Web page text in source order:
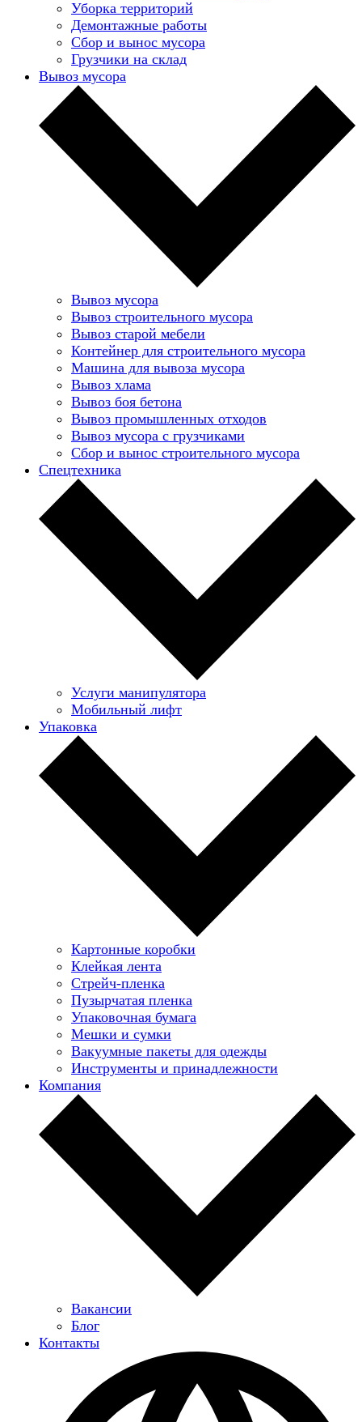
Уборка территорий
Демонтажные работы
Сбор и вынос мусора
Грузчики на склад
Вывоз мусора
Вывоз мусора
Вывоз строительного мусора
Вывоз старой мебели
Контейнер для строительного мусора
Машина для вывоза мусора
Вывоз хлама
Вывоз боя бетона
Вывоз промышленных отходов
Вывоз мусора с грузчиками
Сбор и вынос строительного мусора
Спецтехника
Услуги манипулятора
Мобильный лифт
Упаковка
Картонные коробки
Клейкая лента
Стрейч-пленка
Пузырчатая пленка
Упаковочная бумага
Мешки и сумки
Вакуумные пакеты для одежды
Инструменты и принадлежности
Компания
Вакансии
Блог
Контакты